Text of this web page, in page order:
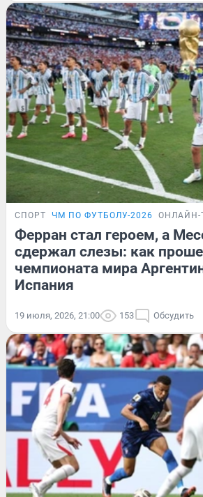
СПОРТ ЧМ ПО ФУТБОЛУ-2026 ОНЛАЙН-
Ферран стал героем, а
сдержал слезы: как
чемпионата мира
Испания
19 июля, 2026, 21:00 153 Обсудить